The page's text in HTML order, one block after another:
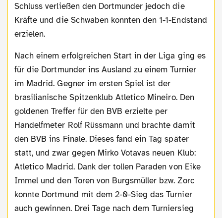
Schluss verließen den Dortmunder jedoch die
Kräfte und die Schwaben konnten den 1-1-Endstand
erzielen.
Nach einem erfolgreichen Start in der Liga ging es
für die Dortmunder ins Ausland zu einem Turnier
im Madrid. Gegner im ersten Spiel ist der
brasilianische Spitzenklub Atletico Mineiro. Den
goldenen Treffer für den BVB erzielte per
Handelfmeter Rolf Rüssmann und brachte damit
den BVB ins Finale. Dieses fand ein Tag später
statt, und zwar gegen Mirko Votavas neuen Klub:
Atletico Madrid. Dank der tollen Paraden von Eike
Immel und den Toren von Burgsmüller bzw. Zorc
konnte Dortmund mit dem 2-0-Sieg das Turnier
auch gewinnen. Drei Tage nach dem Turniersieg